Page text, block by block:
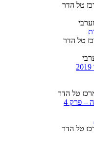
טל הדר
טל הדר
טל הדר
– פרק 4
טל הדר